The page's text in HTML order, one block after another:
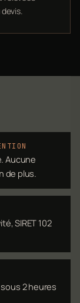
Aucune
de plus.
SIRET 102
2 heures